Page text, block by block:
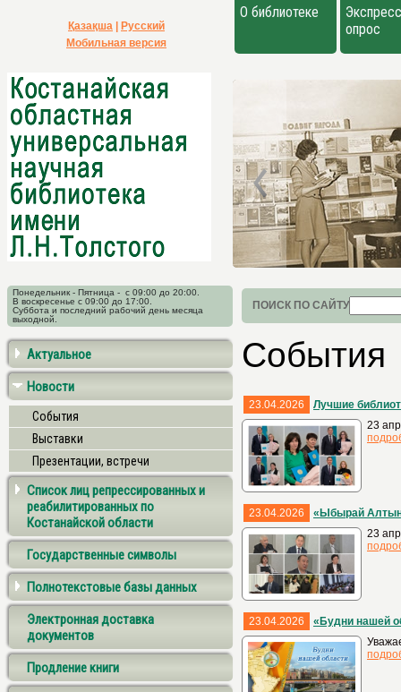
Қазақша
Русский
Мобильная версия
О библиотеке
опрос
Понедельник - Пятница - с 09:00 до 20:00.
В воскресенье с 09:00 до 17:00.
Суббота и последний рабочий день месяца
выходной.
ПОИСК ПО САЙТУ
Актуальное
Новости
События
Выставки
Презентации, встречи
Список лиц репрессированных и
реабилитированных по
Костанайской области
Государственные символы
Полнотекстовые базы данных
Электронная доставка
документов
Продление книги
События
23.04.2026
Лучшие
23
23.04.2026
«Ыбырай
23
23.04.2026
«Будни нашей